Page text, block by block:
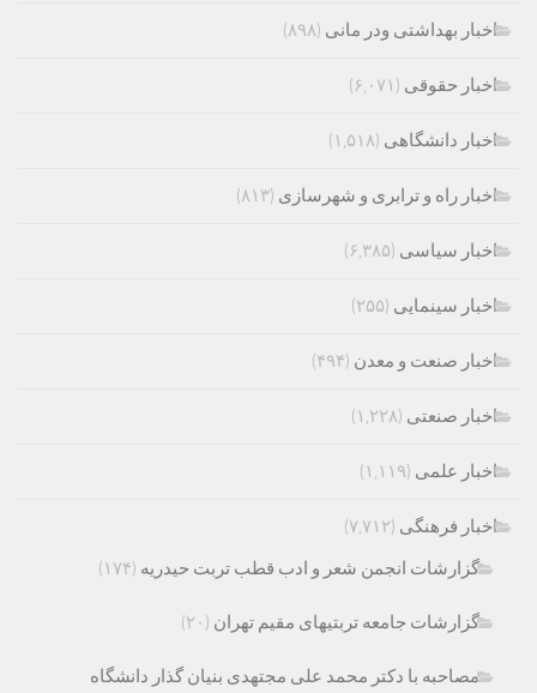
اخبار بهداشتی ودر مانی (۸۹۸)
اخبار حقوقی (۶,۰۷۱)
اخبار دانشگاهی (۱,۵۱۸)
اخبار راه و ترابری و شهرسازی (۸۱۳)
اخبار سیاسی (۶,۳۸۵)
اخبار سینمایی (۲۵۵)
اخبار صنعت و معدن (۴۹۴)
اخبار صنعتی (۱,۲۲۸)
اخبار علمی (۱,۱۱۹)
اخبار فرهنگی (۷,۷۱۲)
گزارشات انجمن شعر و ادب قطب تربت حیدریه (۱۷۴)
گزارشات جامعه تربتیهای مقیم تهران (۲۰)
مصاحبه با دکتر محمد علی مجتهدی بنیان گذار دانشگاه